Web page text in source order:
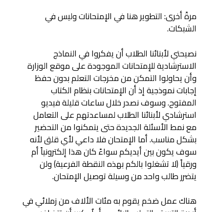
مرةً أخرى: التطوير هنا في الإمتحانات وليس في
الشبكات.
نصيحتي لأبنائنا الطلاب أن يفكروا في النماذج
الاسترشادية للإمتحانات الموجودة على موقع الوزارة
وأن يحاولوا التمكن من مخرجات التعلم بدون حفظ
إجابات نموذجية إذ أن الإمتحانات بنظام الكتاب
المفتوح. وسوف نصدر خلال ساعات قليلة فيديو
استرشادي لأبنائنا الطلاب لمساعدتهم على التعامل
مع نمط الأسئلة الجديدة حتى يتمكنوا من التحضير
بشكل مناسب. أما الإمتحان فلا داعي لأي قلق لأنه
سوف يكون بين أيديكم سواءً كان هذا إلكترونياً أم
ورقياً (لا تشغلوا بالكم بهذه النقطة الفرعية) ولن
يتضرر طالب واحد من وسيلة توصيل الإمتحان.
هناك عمل ضخم يقوم به مئات الألاف من زملائي في